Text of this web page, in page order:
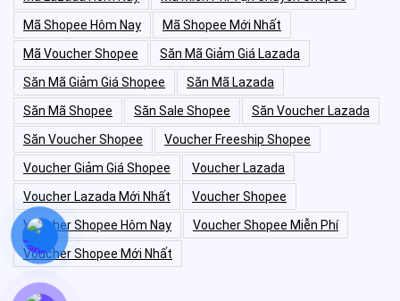
Mã Shopee Hôm Nay
Mã Shopee Mới Nhất
Mã Voucher Shopee
Săn Mã Giảm Giá Lazada
Săn Mã Giảm Giá Shopee
Săn Mã Lazada
Săn Mã Shopee
Săn Sale Shopee
Săn Voucher Lazada
Săn Voucher Shopee
Voucher Freeship Shopee
Voucher Giảm Giá Shopee
Voucher Lazada
Voucher Lazada Mới Nhất
Voucher Shopee
Voucher Shopee Hôm Nay
Voucher Shopee Miễn Phí
Voucher Shopee Mới Nhất